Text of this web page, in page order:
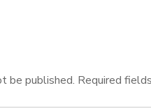
be published. Required